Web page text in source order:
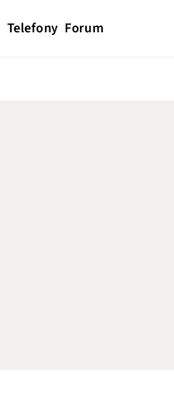
Telefony Forum